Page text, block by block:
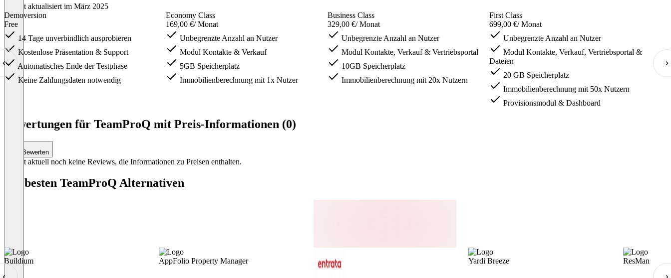
Zuletzt aktualisiert im März 2025
Demoversion
Free
14 Tage unverbindlich ausprobieren
Kostenlose Präsentation & Support
Automatisches Ende der Testphase
Keine Zahlungsdaten notwendig
Economy Class
169,00 €/ Monat
Unbegrenzte Anzahl an Nutzer
Modul Kontakte & Verkauf
5GB Speicherplatz
Immobilienberechnung mit 1x Nutzer
Business Class
329,00 €/ Monat
Unbegrenzte Anzahl an Nutzer
Modul Kontakte, Verkauf & Vertriebsportal
10GB Speicherplatz
Immobilienberechnung mit 20x Nutzern
First Class
699,00 €/ Monat
Unbegrenzte Anzahl an Nutzer
Modul Kontakte, Verkauf, Vertriebsportal &
Dateien
20 GB Speicherplatz
Immobilienberechnung mit 50x Nutzern
Provisionsmodul & Dashboard
Bewertungen für TeamProQ mit Preis-Informationen (0)
Bewerten
Es gibt aktuell noch keine Reviews, die Informationen zu Preisen enthalten.
Die besten TeamProQ Alternativen
Buildium AppFolio Property Manager Yardi Breeze ResMan